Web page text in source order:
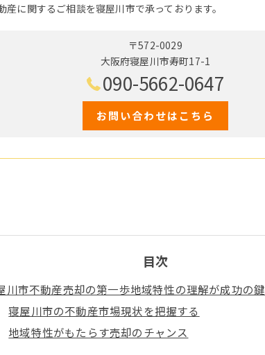
産に関するご相談を寝屋川市で承っております。
〒572-0029
大阪府寝屋川市寿町17-1
090-5662-0647
お問い合わせはこちら
目次
川市不動産売却の第一歩地域特性の理解が成功の鍵
寝屋川市の不動産市場現状を把握する
地域特性がもたらす売却のチャンス